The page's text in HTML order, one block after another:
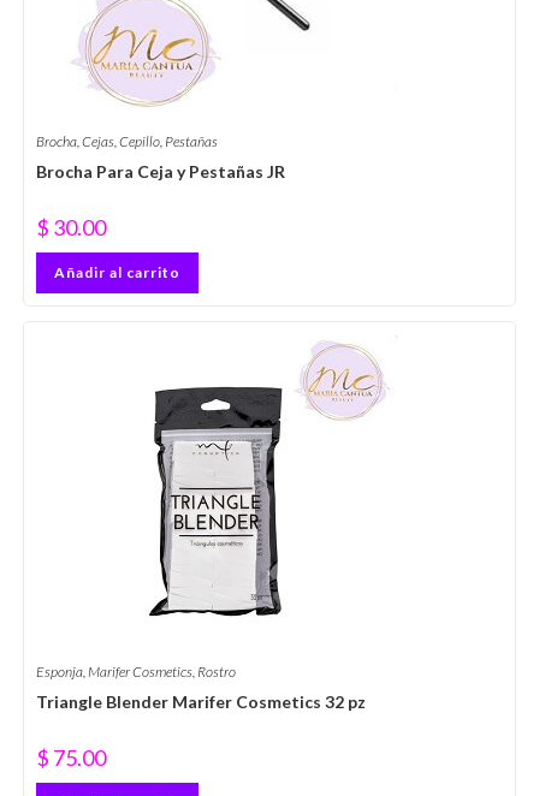
Brocha, Cejas, Cepillo, Pestañas
Brocha Para Ceja y Pestañas JR
$ 30.00
Añadir al carrito
Esponja,Marifer Cosmetics, Rostro
Triangle Blender Marifer Cosmetics 32 pz
$ 75.00